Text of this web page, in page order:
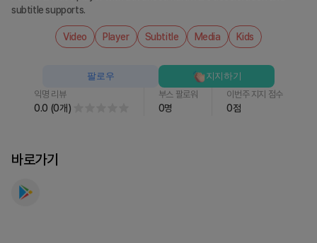
subtitle supports.
Video Player Subtitle Media Kids
익명 리뷰
0.0 (0개)
부스 팔로워
0명
이번주 지지 점수
0점
팔로우 지지하기
바로가기